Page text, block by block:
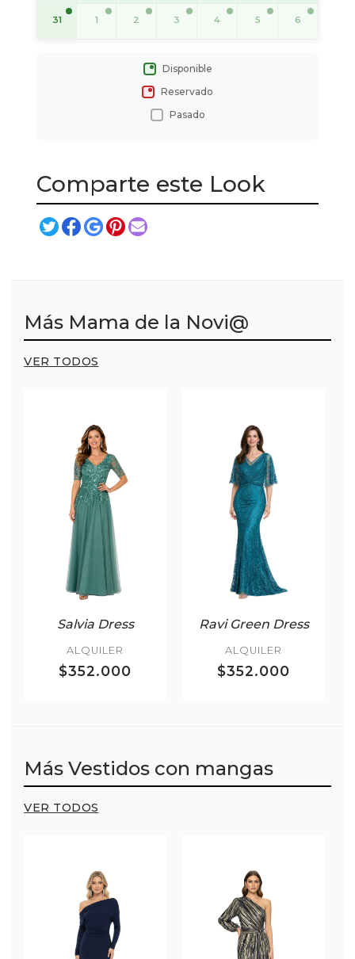
31 1 2 3 4 5 6
Disponible
Reservado
Pasado
Comparte este Look
Más Mama de la Novi@
VER TODOS
Salvia Dress
ALQUILER
$352.000
Ravi Green Dress
ALQUILER
$352.000
Más Vestidos con mangas
VER TODOS